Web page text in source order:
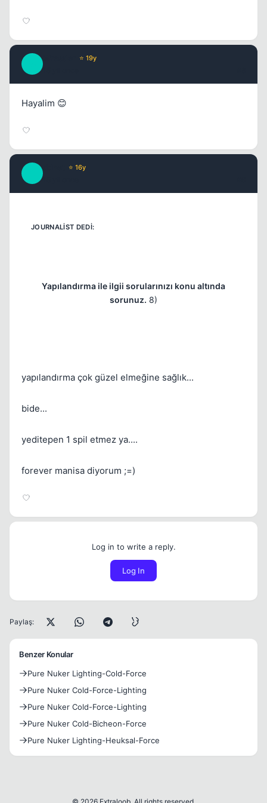
⭐ 19y
Hayalim 😊
⭐ 16y
Yapılandırma ile ilgii sorularınızı konu altında
sorunuz. 8)
yapılandırma çok güzel elmeğine sağlık...
bide...
yeditepen 1 spil etmez ya....
forever manisa diyorum ;=)
Log in to write a reply.
Log In
Paylaş:
Benzer Konular
Pure Nuker Lighting-Cold-Force
Pure Nuker Cold-Force-Lighting
Pure Nuker Cold-Force-Lighting
Pure Nuker Cold-Bicheon-Force
Pure Nuker Lighting-Heuksal-Force